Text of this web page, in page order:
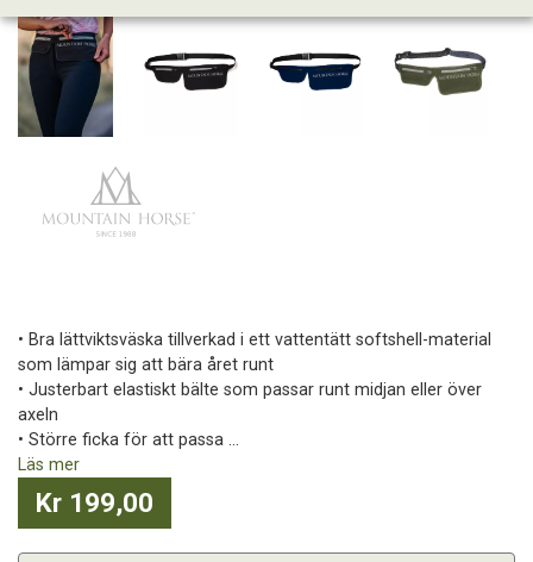
• Bra lättviktsväska tillverkad i ett vattentätt softshell-material
som lämpar sig att bära året runt
• Justerbart elastiskt bälte som passar runt midjan eller över
axeln
• Större ficka för att passa ...
Läs mer
Kr 199,00